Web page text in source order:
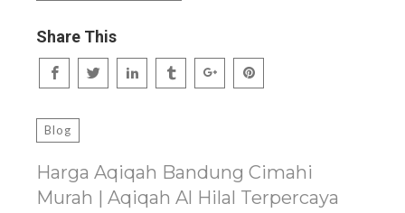
Share This
Blog
Harga Aqiqah Bandung Cimahi
Murah | Aqiqah Al Hilal Terpercaya